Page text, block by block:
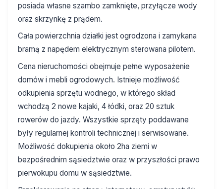
posiada własne szambo zamknięte, przyłącze wody
oraz skrzynkę z prądem.
Cała powierzchnia działki jest ogrodzona i zamykana
bramą z napędem elektrycznym sterowana pilotem.
Cena nieruchomości obejmuje pełne wyposażenie
domów i mebli ogrodowych. Istnieje możliwość
odkupienia sprzętu wodnego, w którego skład
wchodzą 2 nowe kajaki, 4 łódki, oraz 20 sztuk
rowerów do jazdy. Wszystkie sprzęty poddawane
były regularnej kontroli technicznej i serwisowane.
Możliwość dokupienia około 2ha ziemi w
bezpośrednim sąsiedztwie oraz w przyszłości prawo
pierwokupu domu w sąsiedztwie.